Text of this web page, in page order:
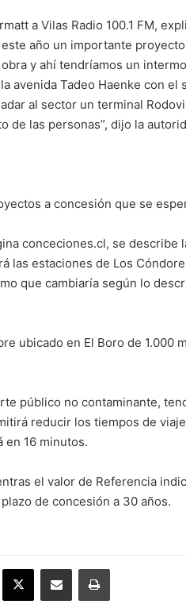
a Vilas Radio 100.1 FM,
año un importante
y ahí tendríamos un
avenida Tadeo Haenke con el
al sector un terminal
de las personas”, dijo la
a concesión que se
conceciones.cl, se describe
las estaciones de Los
que cambiaría según lo
ubicado en El Boro de 1.000
público no contaminante,
reducir los tiempos de
en 16 minutos.
el valor de Referencia
de concesión a 30 años.
X Enviar vía email Imprimir